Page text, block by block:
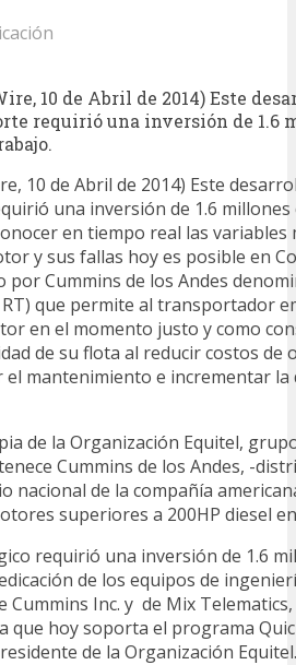
10 de Abril de 2014) Este
requirió una inversión de 1.6
10 de Abril de 2014) Este
una inversión de 1.6 millones
en tiempo real las
y sus fallas hoy es posible en
Cummins de los Andes
RT) que permite al transportador
en el momento justo y como
de su flota al reducir costos de
mantenimiento e incrementar la
de la Organización Equitel,
Cummins de los Andes, -
nacional de la compañía
superiores a 200HP diesel
requirió una inversión de 1.6
de los equipos de
Cummins Inc. y de Mix
hoy soporta el programa
de la Organización